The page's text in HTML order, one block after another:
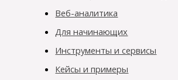
Веб-аналитика
Для начинающих
Инструменты и сервисы
Кейсы и примеры